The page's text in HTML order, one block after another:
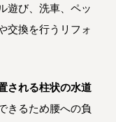
遊び、洗車、ペッ
交換を行うリフォ
される柱状の水道
きるため腰への負